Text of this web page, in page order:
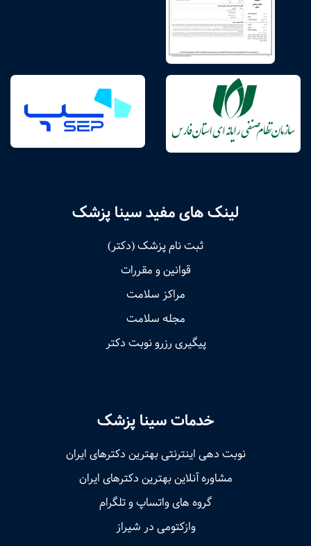
لینک های مفید سینا پزشک
ثبت نام پزشک (دکتر)
قوانین و مقررات
مراکز سلامت
مجله سلامت
پیگیری رزرو نوبت دکتر
خدمات سینا پزشک
نوبت‌ دهی اینترنتی بهترین دکترهای ایران
مشاوره آنلاین بهترین دکترهای ایران
گروه های واتساپ و تلگرام
وازکتومی در شیراز